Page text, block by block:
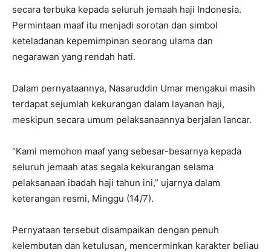
secara terbuka kepada seluruh jemaah haji Indonesia.
Permintaan maaf itu menjadi sorotan dan simbol
keteladanan kepemimpinan seorang ulama dan
negarawan yang rendah hati.
Dalam pernyataannya, Nasaruddin Umar mengakui masih
terdapat sejumlah kekurangan dalam layanan haji,
meskipun secara umum pelaksanaannya berjalan lancar.
“Kami memohon maaf yang sebesar-besarnya kepada
seluruh jemaah atas segala kekurangan selama
pelaksanaan ibadah haji tahun ini,” ujarnya dalam
keterangan resmi, Minggu (14/7).
Pernyataan tersebut disampaikan dengan penuh
kelembutan dan ketulusan, mencerminkan karakter beliau